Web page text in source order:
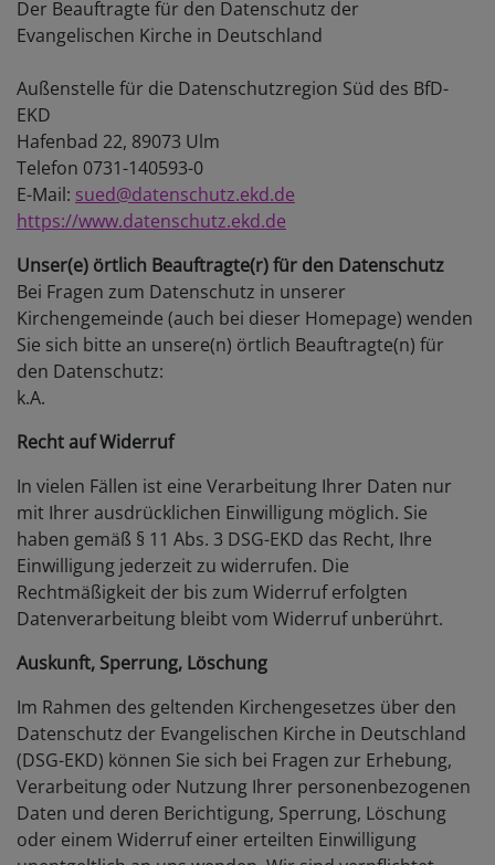
Der Beauftragte für den Datenschutz der
Evangelischen Kirche in Deutschland
Außenstelle für die Datenschutzregion Süd des BfD-
EKD
Hafenbad 22, 89073 Ulm
Telefon 0731-140593-0
E-Mail: sued@datenschutz.ekd.de
https://www.datenschutz.ekd.de
Unser(e) örtlich Beauftragte(r) für den Datenschutz
Bei Fragen zum Datenschutz in unserer
Kirchengemeinde (auch bei dieser Homepage) wenden
Sie sich bitte an unsere(n) örtlich Beauftragte(n) für
den Datenschutz:
k.A.
Recht auf Widerruf
In vielen Fällen ist eine Verarbeitung Ihrer Daten nur
mit Ihrer ausdrücklichen Einwilligung möglich. Sie
haben gemäß § 11 Abs. 3 DSG-EKD das Recht, Ihre
Einwilligung jederzeit zu widerrufen. Die
Rechtmäßigkeit der bis zum Widerruf erfolgten
Datenverarbeitung bleibt vom Widerruf unberührt.
Auskunft, Sperrung, Löschung
Im Rahmen des geltenden Kirchengesetzes über den
Datenschutz der Evangelischen Kirche in Deutschland
(DSG-EKD) können Sie sich bei Fragen zur Erhebung,
Verarbeitung oder Nutzung Ihrer personenbezogenen
Daten und deren Berichtigung, Sperrung, Löschung
oder einem Widerruf einer erteilten Einwilligung